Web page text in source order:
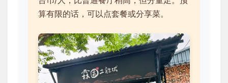
算有限的话，可以点套餐或分享菜。